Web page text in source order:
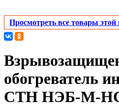
Просмотреть все товары этой
обогреватель
СТН НЭБ-М-